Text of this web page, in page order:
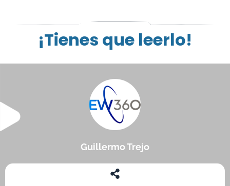
¡Tienes que leerlo!
Guillermo Trejo